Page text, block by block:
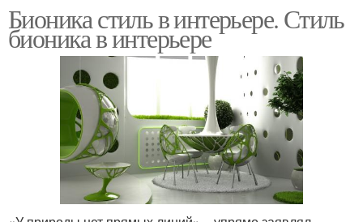
Бионика стиль в интерьере. Стиль
бионика в интерьере